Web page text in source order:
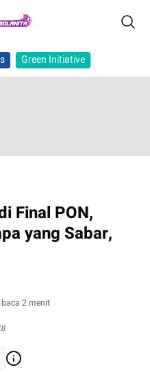
Green Initiative
Final PON,
yang Sabar,
2 menit